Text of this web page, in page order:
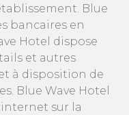
Blue
bancaires en
Hotel dispose
et autres
à disposition de
Blue Wave Hotel
internet sur la